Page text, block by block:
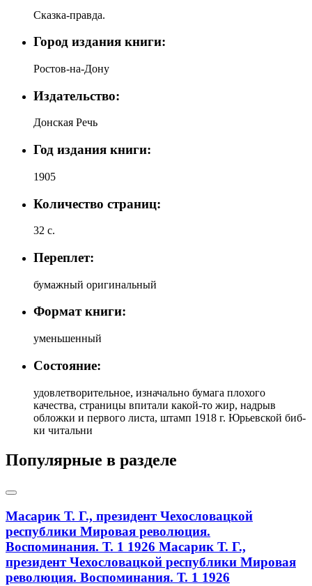
Сказка-правда.
Город издания книги:
Ростов-на-Дону
Издательство:
Донская Речь
Год издания книги:
1905
Количество страниц:
32 с.
Переплет:
бумажный оригинальный
Формат книги:
уменьшенный
Состояние:
удовлетворительное, изначально бумага плохого
качества, страницы впитали какой-то жир, надрыв
обложки и первого листа, штамп 1918 г. Юрьевской биб-
ки читальни
Популярные в разделе
Масарик Т. Г., президент Чехословацкой
республики Мировая революция.
Воспоминания. Т. 1 1926 Масарик Т. Г.,
президент Чехословацкой республики Мировая
революция. Воспоминания. Т. 1 1926